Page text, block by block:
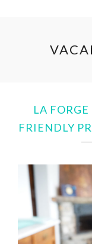
LA
FRIENDLY